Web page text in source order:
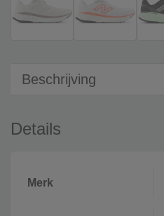
Beschrijving
Details
Merk